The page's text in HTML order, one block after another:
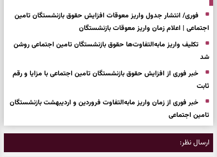
فوری/ انتشار جدول واریز معوقات افزایش حقوق بازنشستگان تامین
اجتماعی | اعلام زمان واریز معوقات بازنشستگان
تکلیف واریز مابه‌التفاوت‌ها حقوق بازنشستگان تامین اجتماعی روشن
شد
خبر فوری از افزایش حقوق بازنشستگان تامین اجتماعی با مزایا و رقم
ثابت
خبر فوری از زمان واریز مابه‌التفاوت‌ فروردین و اردیبهشت بازنشستگان
تامین اجتماعی
ارسال نظر: